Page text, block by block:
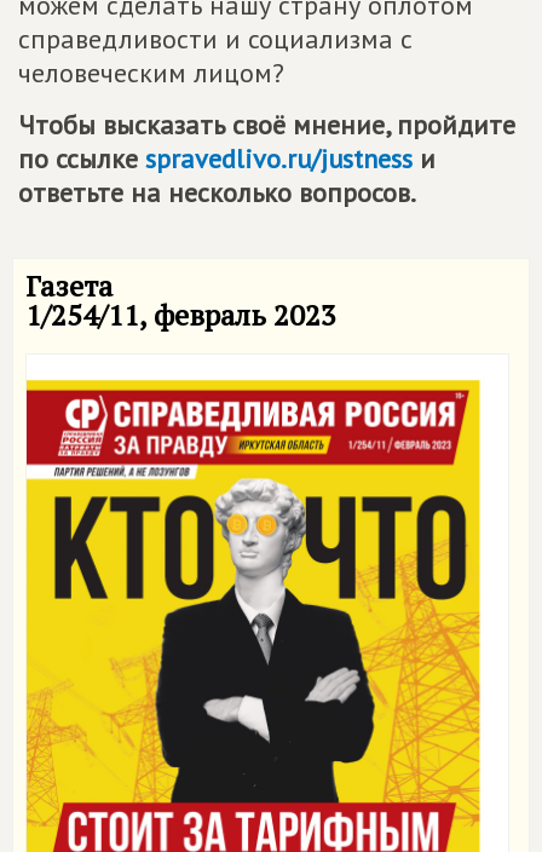
справедливости и социализма с
человеческим лицом?
Чтобы высказать своё мнение, пройдите
по ссылке spravedlivo.ru/justness и
ответьте на несколько вопросов.
Газета
1/254/11, февраль 2023